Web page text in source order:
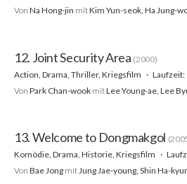
Von Na Hong-jin mitKim Yun-seok, Ha Jung-
12. Joint Security Area (2000)
Action, Drama, Thriller, Kriegsfilm
Laufzeit:
Von Park Chan-wook mitLee Young-ae, Lee
13. Welcome to Dongmakgol
Komödie, Drama, Historie, Kriegsfilm
Von Bae Jong mitJung Jae-young, Shin Ha-